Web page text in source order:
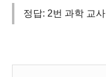
정답: 2번 과학 교사